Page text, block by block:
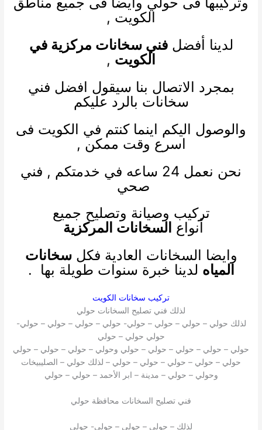
الكويت ,
لدينا أفضلفني سخانات مركزية في
الكويت ,
بمجرد الاتصال بنا سيقول افضل فني
سخانات بالرد عليكم
والوصول اليكم اينما كنتم في الكويت فى
اسرع وقت ممكن ,
نحن نعمل 24 ساعه في خدمتكم ,
فني
صحي
تركيب وصيانة وتصليح جميع
أنواع السخانات المركزية
وايضا السخانات العادية فكلسخانات
المياه لدينا خبرة سنوات طويلة بها .
تركيب سخانات الكويت
لذلك فني تصليح السخانات حولي
لذلك حولي – حولي – حولي – حولي- حولي – حولي – حولي – حولي-
حولي حولي – حولي
حولي – حولي – حولي – حولي – حولي وحولي – حولي – حولي – حولي
حولي – حولي – حولي – حولي – حولي – لذلك حولي – الصليبيخات
وحولي – حولي – مدينة – ابر الأحمد – حولي – حولي
فني تصليح السخانات محافظة حولي
لذلك – حولي – حولي – حولي- حولي